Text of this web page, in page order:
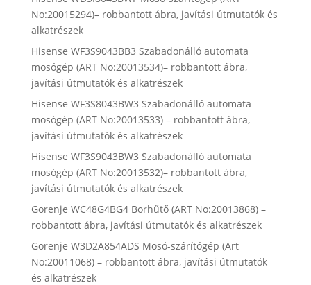
No:20015294)– robbantott ábra, javítási útmutatók és
alkatrészek
Hisense WF3S9043BB3 Szabadonálló automata
mosógép (ART No:20013534)– robbantott ábra,
javítási útmutatók és alkatrészek
Hisense WF3S8043BW3 Szabadonálló automata
mosógép (ART No:20013533) – robbantott ábra,
javítási útmutatók és alkatrészek
Hisense WF3S9043BW3 Szabadonálló automata
mosógép (ART No:20013532)– robbantott ábra,
javítási útmutatók és alkatrészek
Gorenje WC48G4BG4 Borhűtő (ART No:20013868) –
robbantott ábra, javítási útmutatók és alkatrészek
Gorenje W3D2A854ADS Mosó-szárítógép (Art
No:20011068) – robbantott ábra, javítási útmutatók
és alkatrészek